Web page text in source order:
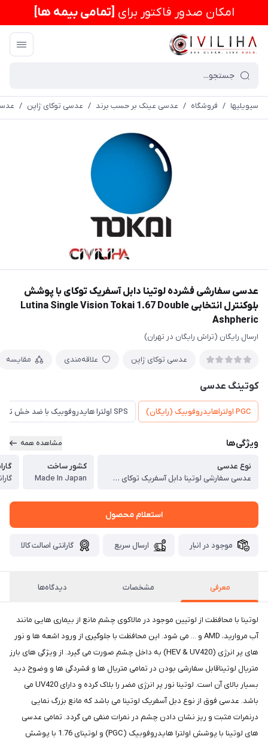
امكان صدور فاکتور برای [تمامی بیمه ها]
سیویلیها / فروشگاه / عدسی عینک بر حسب برند / عدسی توکای ژاپن /
‎عدسی سفارشی فشرده لوتینا دابل آسفریک توکای با پوشش
بلوکنترل انتخابی Lutina Single Vision Tokai 1.67 Double
Ashpheric
ارسال رایگان (تراش رایگان در تهران)
عدسی توکای ژاپن علاقه‌مندی مقایسه
کوتینگ عدسی
PGC اولتراهایدروفوبیک (رایگان) SPS اولترا هایدروفوبیک با ضد خش تقویت شده
ویژگی‌ها مشاهده همه
نوع عدسی
‎عدسی سفارشی لوتینا دابل آسفریک توکای Lutina Single Vision Tokai 1.67 Double Ashpheric
کشور ساخت
Made In Japan
استعلام محصول
موجود در انبار ارسال سریع گارانتی اصالت کالا
معرفی مشخصات دیدگاه‌ها
لوتینا با محافظت از لوتیین موجود در مالاکوی چشم مانع از بیماری هایی مانند
آب مروارید، AMD و ... می شود. این محافظت با جلوگیری از ورود اشعه ها و نور
های پر انرژی (HEV & UV420) به داخل چشم صورت می گیرد. از ویژگی های بارز
متریال لوتیناقابل سفارشی بودن در تمامی متریال ها و فشردگی ها و وضوح دید
بسیار بالای آن است. لوتینا نور پر انرژی مضر را بلاک کرده و دارای UV420 می
باشد. عدسی فوق از نوع دبل آسفریک لوتینا می باشد که مانع بزرگ نمایی
درنمرات مثبت و ریز نشان دادن چشم در نمرات منفی می گردد. تمامی عدسی
های لوتینا با پوشش اولترا هایدروفوبیک (PGC) و لوتینای 1.76 با پوشش